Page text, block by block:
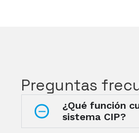
Preguntas
¿Qué función
sistema CIP?